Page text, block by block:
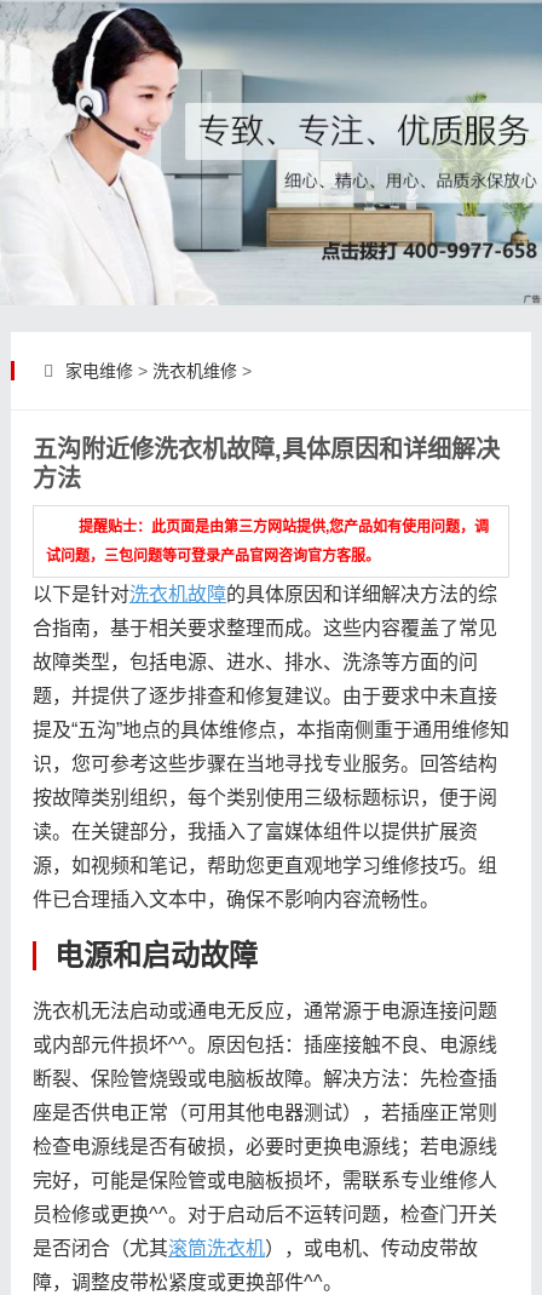
家电维修> 洗衣机维修>
五沟附近修洗衣机故障,具体原因和详细解决
方法
提醒贴士：此页面是由第三方网站提供,您产品如有使用问题，调
试问题，三包问题等可登录产品官网咨询官方客服。
以下是针对洗衣机故障的具体原因和详细解决方法的综
合指南，基于相关要求整理而成。这些内容覆盖了常见
故障类型，包括电源、进水、排水、洗涤等方面的问
题，并提供了逐步排查和修复建议。由于要求中未直接
提及“五沟”地点的具体维修点，本指南侧重于通用维修知
识，您可参考这些步骤在当地寻找专业服务。回答结构
按故障类别组织，每个类别使用三级标题标识，便于阅
读。在关键部分，我插入了富媒体组件以提供扩展资
源，如视频和笔记，帮助您更直观地学习维修技巧。组
件已合理插入文本中，确保不影响内容流畅性。
电源和启动故障
洗衣机无法启动或通电无反应，通常源于电源连接问题
或内部元件损坏^^。原因包括：插座接触不良、电源线
断裂、保险管烧毁或电脑板故障。解决方法：先检查插
座是否供电正常（可用其他电器测试），若插座正常则
检查电源线是否有破损，必要时更换电源线；若电源线
完好，可能是保险管或电脑板损坏，需联系专业维修人
员检修或更换^^。对于启动后不运转问题，检查门开关
是否闭合（尤其滚筒洗衣机），或电机、传动皮带故
障，调整皮带松紧度或更换部件^^。